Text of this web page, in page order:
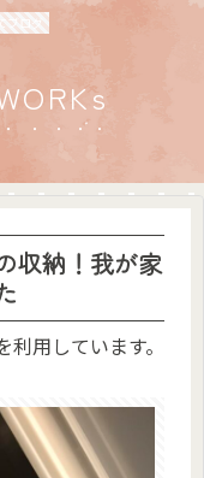
ブログ
収納！我が家
用しています。